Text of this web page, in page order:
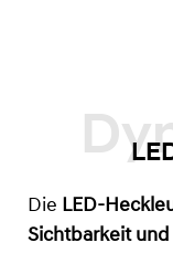
Die LED-
Sichtbarkeit